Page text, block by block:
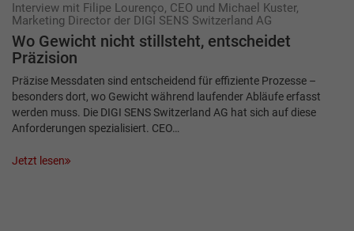
Interview mit Filipe Lourenço, CEO und Michael Kuster,
Marketing Director der DIGI SENS Switzerland AG
Wo Gewicht nicht stillsteht, entscheidet
Präzision
Präzise Messdaten sind entscheidend für effiziente Prozesse –
besonders dort, wo Gewicht während laufender Abläufe erfasst
werden muss. Die DIGI SENS Switzerland AG hat sich auf diese
Anforderungen spezialisiert. CEO…
Jetzt lesen